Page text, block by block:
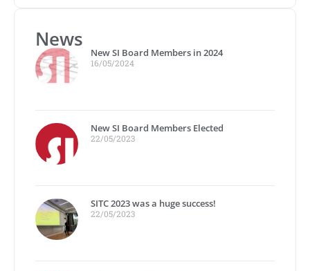
News
New SI Board Members in 2024
16/05/2024
New SI Board Members Elected
22/05/2023
SITC 2023 was a huge success!
22/05/2023